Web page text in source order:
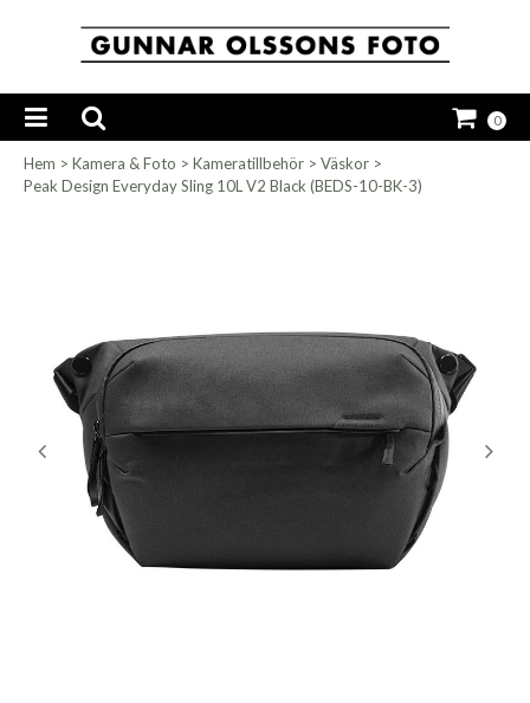
0
Hem > Kamera & Foto > Kameratillbehör > Väskor >
Peak Design Everyday Sling 10L V2 Black (BEDS-10-BK-3)